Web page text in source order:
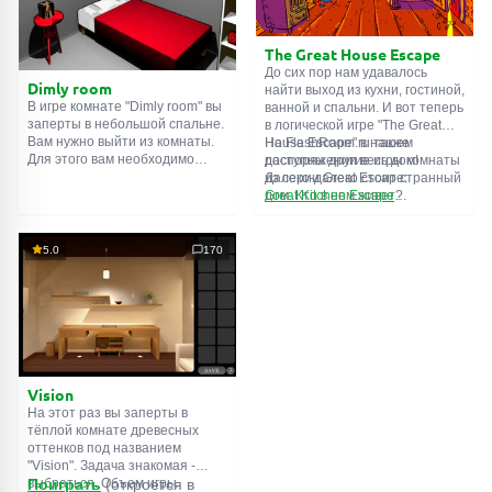
Dimly room
В игре комнате "Dimly room" вы
заперты в небольшой спальне.
Вам нужно выйти из комнаты.
Для этого вам необходимо
The Great House Escape
До сих пор нам удавалось
найти выход из кухни, гостиной,
ванной и спальни. И вот теперь
в логической игре "The Great
House Escape" в нашем
распоряжении весь дом!
Далеко-далеко стоит странный
дом. Кто в нем живет?
На FlashRoom.ru также
доступны другие игры комнаты
из серии Great Escape:
Great Kitchen Escape
5.0 170
Vision
На этот раз вы заперты в
тёплой комнате древесных
оттенков под названием
"Vision". Задача знакомая -
выбраться. Объем игры
Поиграть(откроется в